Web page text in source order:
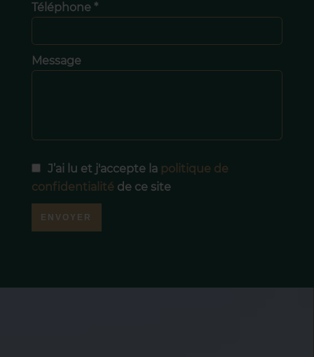
Téléphone *
Message
J’ai lu et j'accepte la politique de
confidentialité de ce site
ENVOYER